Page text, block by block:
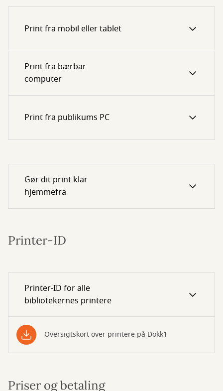
Print fra mobil eller tablet
Print fra bærbar
computer
Print fra publikums PC
Gør dit print klar
hjemmefra
Printer-ID
Printer-ID for alle
bibliotekernes printere
Oversigtskort over printere på Dokk1
Priser og betaling